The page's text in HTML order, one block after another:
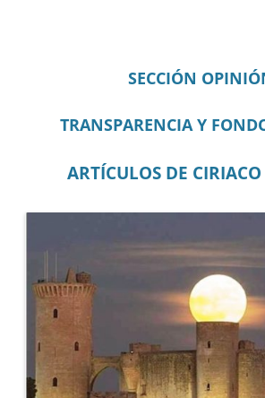
SECCIÓN
TRANSPARENCIA Y
ARTÍCULOS DE